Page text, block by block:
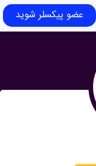
عضو پیکسلر شوید